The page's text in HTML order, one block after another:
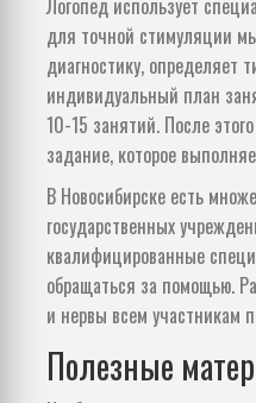
для точной стимуляции
диагностику, определяет
индивидуальный план
10-15 занятий. После
задание, которое
В Новосибирске есть
государственных
квалифицированные
обращаться за помощью.
и нервы всем участникам
Полезные